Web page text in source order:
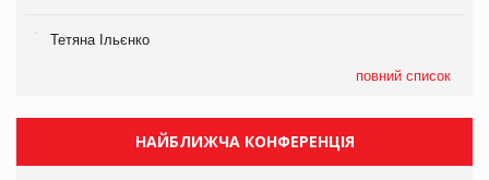
Тетяна Ільєнко
повний список
НАЙБЛИЖЧА КОНФЕРЕНЦІЯ